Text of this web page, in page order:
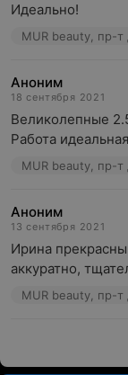
Идеально!
MUR beauty, пр-
Аноним
18 сентября 2021
Великолепные
Работа
MUR beauty, пр-
Аноним
13 сентября 2021
Ирина
аккуратно,
MUR beauty, пр-